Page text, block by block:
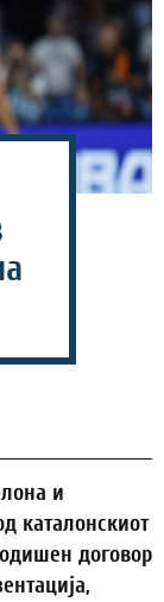
и
каталонскиот
договор